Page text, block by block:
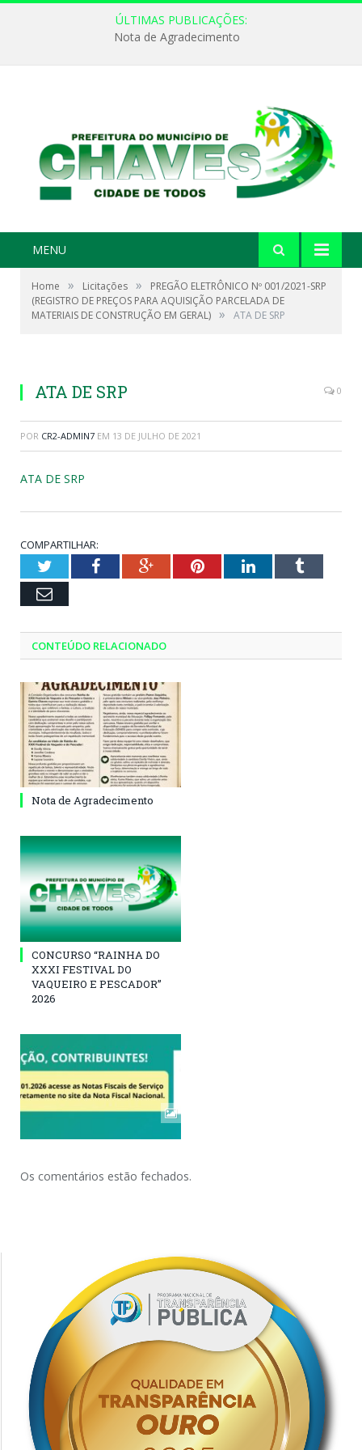
ÚLTIMAS PUBLICAÇÕES:
Nota de Agradecimento
MENU
Home » Licitações »
PREGÃO ELETRÔNICO Nº 001/2021-SRP
(REGISTRO DE PREÇOS PARA AQUISIÇÃO PARCELADA DE
MATERIAIS DE CONSTRUÇÃO EM GERAL) » ATA DE SRP
ATA DE SRP 0
POR CR2-ADMIN7 EM 13 DE JULHO DE 2021
ATA DE SRP
COMPARTILHAR:
TwitterFacebookGoogle+PinterestLinkedInTumblr
Email
CONTEÚDO RELACIONADO
Nota de Agradecimento
CONCURSO “RAINHA DO
XXXI FESTIVAL DO
VAQUEIRO E PESCADOR”
2026
Os comentários estão fechados.